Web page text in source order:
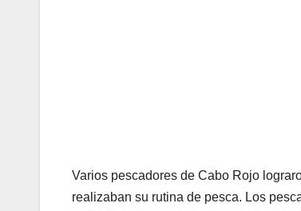
Varios pescadores de Cabo Rojo
realizaban su rutina de pesca. Los